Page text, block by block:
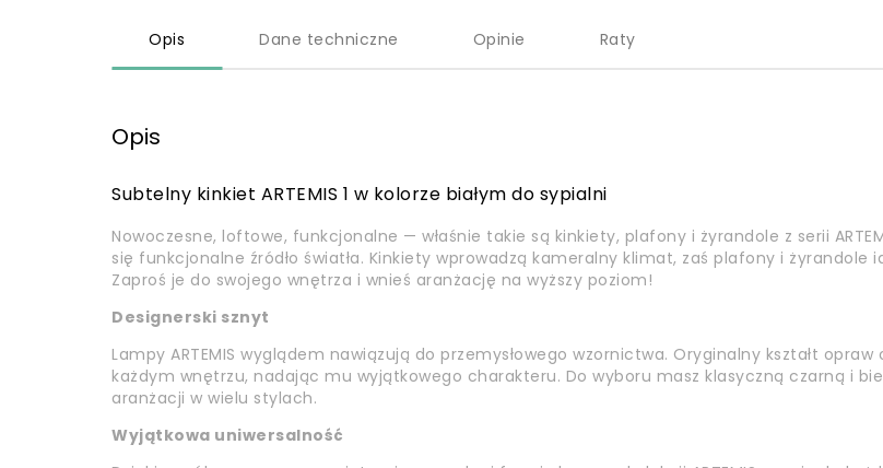
Opis Dane techniczne Opinie Raty
Opis
Subtelny kinkiet ARTEMIS 1 w kolorze białym do sypialni
Nowoczesne, loftowe, funkcjonalne — właśnie takie są kinkiety, plafony i żyrandole z serii
się funkcjonalne źródło światła. Kinkiety wprowadzą kameralny klimat, zaś plafony i żyrandole
Zaproś je do swojego wnętrza i wnieś aranżację na wyższy poziom!
Designerski sznyt
Lampy ARTEMIS wyglądem nawiązują do przemysłowego wzornictwa. Oryginalny kształt
każdym wnętrzu, nadając mu wyjątkowego charakteru. Do wyboru masz klasyczną czarną i
aranżacji w wielu stylach.
Wyjątkowa uniwersalność